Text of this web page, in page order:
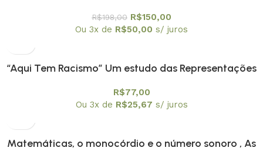
R$198,00 R$150,00
Ou 3x de R$50,00 s/ juros
“Aqui Tem Racismo” Um estudo das Representações
Escola
R$77,00
Ou 3x de R$25,67 s/ juros
Matemáticas, o monocórdio e o número sonoro , As